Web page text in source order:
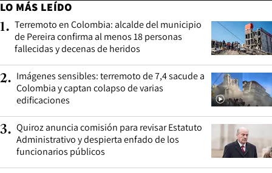
LO MÁS LEÍDO
1. Terremoto en Colombia: alcalde del municipio
de Pereira confirma al menos 18 personas
fallecidas y decenas de heridos
2. Imágenes sensibles: terremoto de 7,4 sacude a
Colombia y captan colapso de varias
edificaciones
3. Quiroz anuncia comisión para revisar Estatuto
Administrativo y despierta enfado de los
funcionarios públicos